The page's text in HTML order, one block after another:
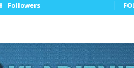
Followers